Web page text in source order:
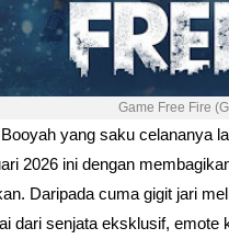
Game Free Fire
yang saku celananya
2026 ini dengan
Daripada cuma gigit jari
dari senjata eksklusif, emote